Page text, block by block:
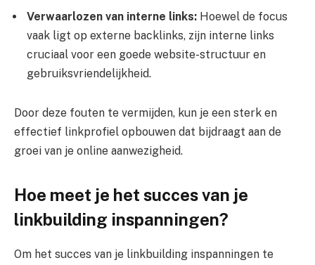
Verwaarlozen van interne links: Hoewel de focus
vaak ligt op externe backlinks, zijn interne links
cruciaal voor een goede website-structuur en
gebruiksvriendelijkheid.
Door deze fouten te vermijden, kun je een sterk en
effectief linkprofiel opbouwen dat bijdraagt aan de
groei van je online aanwezigheid.
Hoe meet je het succes van je
linkbuilding inspanningen?
Om het succes van je linkbuilding inspanningen te